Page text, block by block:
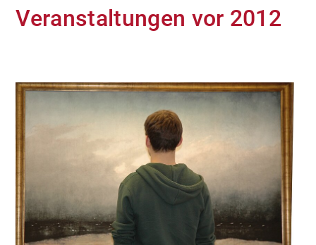
Veranstaltungen vor 2012